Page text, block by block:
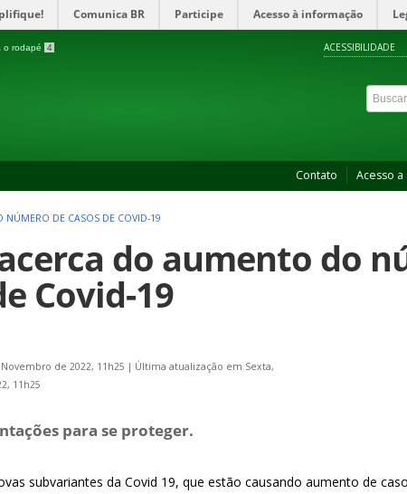
Comunica BR Participe Acesso à informação
o rodapé 4 ACESSIBILIDADE
Contato Acesso
NÚMERO DE CASOS DE COVID-19
do aumento do
Covid-19
de 2022, 11h25 | Última atualização em Sexta,
11h25
para se proteger.
subvariantes da Covid 19, que estão causando aumento de